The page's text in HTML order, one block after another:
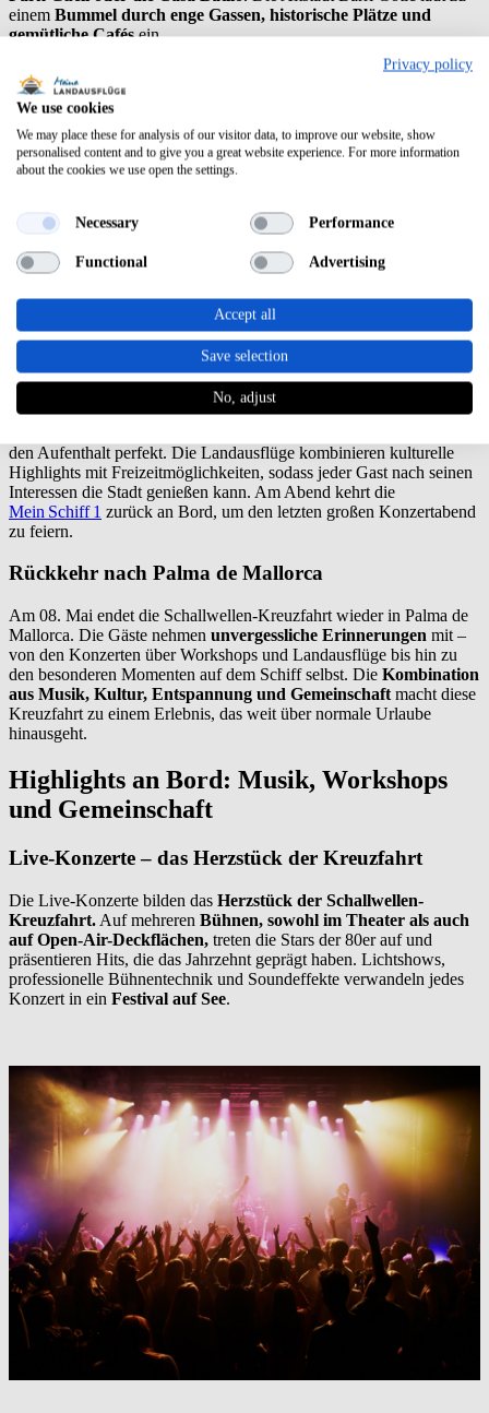
einem Bummel durch enge Gassen, historische Plätze und
gemütliche Cafésein.
den Aufenthalt perfekt. Die Landausflüge kombinieren kulturelle
Highlights mit Freizeitmöglichkeiten, sodass jeder Gast nach seinen
Interessen die Stadt genießen kann. Am Abend kehrt die
Mein Schiff 1 zurück an Bord, um den letzten großen Konzertabend
zu feiern.
Rückkehr nach Palma de Mallorca
Am 08. Mai endet die Schallwellen-Kreuzfahrt wieder in Palma de
Mallorca. Die Gäste nehmen unvergessliche Erinnerungen mit –
von den Konzerten über Workshops und Landausflüge bis hin zu
den besonderen Momenten auf dem Schiff selbst. Die Kombination
aus Musik, Kultur, Entspannung und Gemeinschaft macht diese
Kreuzfahrt zu einem Erlebnis, das weit über normale Urlaube
hinausgeht.
Highlights an Bord: Musik, Workshops
und Gemeinschaft
Live-Konzerte – das Herzstück der Kreuzfahrt
Die Live-Konzerte bilden das Herzstück der Schallwellen-
Kreuzfahrt. Auf mehreren Bühnen, sowohl im Theater als auch
auf Open-Air-Deckflächen, treten die Stars der 80er auf und
präsentieren Hits, die das Jahrzehnt geprägt haben. Lichtshows,
professionelle Bühnentechnik und Soundeffekte verwandeln jedes
Konzert in ein Festival auf See.
Privacy policy
We use cookies
We may place these for analysis of our visitor data, to improve our website, show
personalised content and to give you a great website experience. For more information
about the cookies we use open the settings.
Necessary Performance
Functional Advertising
Accept all
Save selection
No, adjust